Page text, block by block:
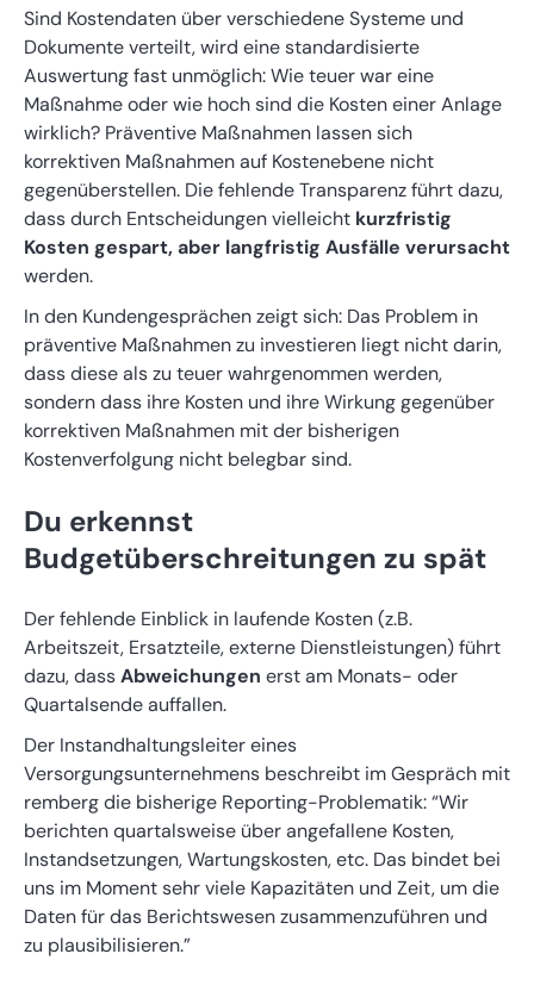
Sind Kostendaten über verschiedene Systeme und
Dokumente verteilt, wird eine standardisierte
Auswertung fast unmöglich: Wie teuer war eine
Maßnahme oder wie hoch sind die Kosten einer Anlage
wirklich? Präventive Maßnahmen lassen sich
korrektiven Maßnahmen auf Kostenebene nicht
gegenüberstellen. Die fehlende Transparenz führt dazu,
dass durch Entscheidungen vielleicht kurzfristig
Kosten gespart, aber langfristig Ausfälle verursacht
werden.
In den Kundengesprächen zeigt sich: Das Problem in
präventive Maßnahmen zu investieren liegt nicht darin,
dass diese als zu teuer wahrgenommen werden,
sondern dass ihre Kosten und ihre Wirkung gegenüber
korrektiven Maßnahmen mit der bisherigen
Kostenverfolgung nicht belegbar sind.
Du erkennst
Budgetüberschreitungen zu spät
Der fehlende Einblick in laufende Kosten (z.B.
Arbeitszeit, Ersatzteile, externe Dienstleistungen) führt
dazu, dassAbweichungen erst am Monats- oder
Quartalsende auffallen.
Der Instandhaltungsleiter eines
Versorgungsunternehmens beschreibt im Gespräch mit
remberg die bisherige Reporting-Problematik: “Wir
berichten quartalsweise über angefallene Kosten,
Instandsetzungen, Wartungskosten, etc. Das bindet bei
uns im Moment sehr viele Kapazitäten und Zeit, um die
Daten für das Berichtswesen zusammenzuführen und
zu plausibilisieren.”